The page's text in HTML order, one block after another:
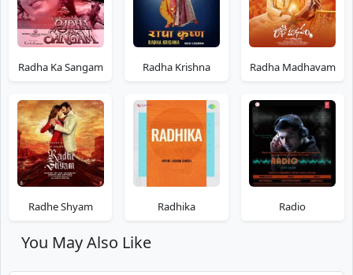
Radha Ka Sangam Radha Krishna Radha Madhavam
Radhe Shyam Radhika Radio
You May Also Like